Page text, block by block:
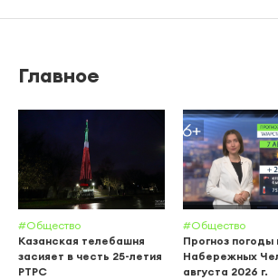
Главное
#Общество
Казанская телебашня
засияет в честь 25-летия
РТРС
#Общество
Прогноз погоды
Набережных
августа 2026 г.